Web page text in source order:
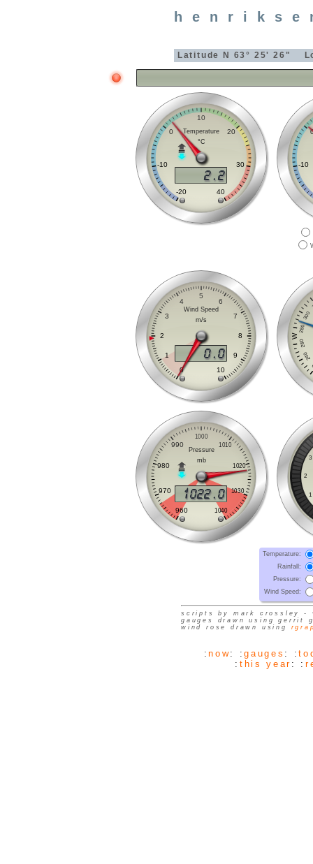
Latitude N 63° 25' 26"
Temperature:
Rainfall :
Pressure:
Wind Speed:
scripts by mark crossley -
gauges drawn using gerrit
wind rose drawn using
:now: :gauges : :
: this year : :